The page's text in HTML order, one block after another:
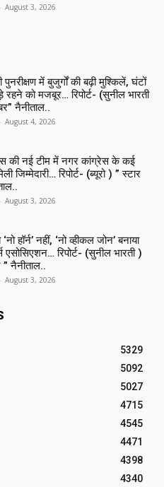
- August 3, 2026
पुनरीक्षण में बुजुर्गों की बढ़ी मुश्किलें, घंटों
को मजबूर… रिपोर्ट- (सुनील भारती
नैनीताल..
- August 4, 2026
की नई टीम में नगर कांग्रेस के कई
जिम्मेदारी… रिपोर्ट- (ब्यूरो ) ” स्टार
- August 3, 2026
हॉर्न’ नहीं, ‘नो व्हीकल जोन’ बनाया
एसोसिएशन… रिपोर्ट- (सुनील भारती )
नैनीताल..
- August 3, 2026
5329
5092
5027
4715
4545
4471
4398
4340